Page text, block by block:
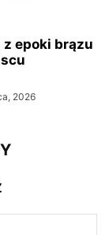
epoki brązu
2026